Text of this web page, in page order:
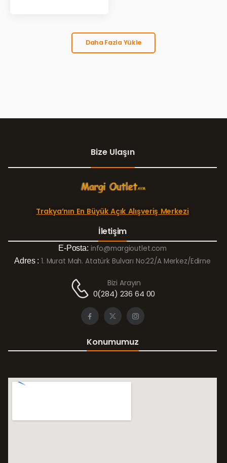
Daha Fazla Yükle
Bize Ulaşın
Trakya’nın En Büyük Açık Alışveriş Merkezi
İletişim
E-Posta: info@margioutlet.com
Adres : 1. Murat Mah. Atatürk Bulvarı No:22/A Merkez/Edirne
Bizi Arayın
0(284) 236 64 00
Konumumuz